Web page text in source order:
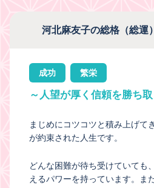
河北麻友子の総格（総運
成功 繁栄
～人望が厚く信頼を勝ち
まじめにコツコツと積み上げて
が約束された人生です。
どんな困難が待ち受けていても
えるパワーを持っています。ま